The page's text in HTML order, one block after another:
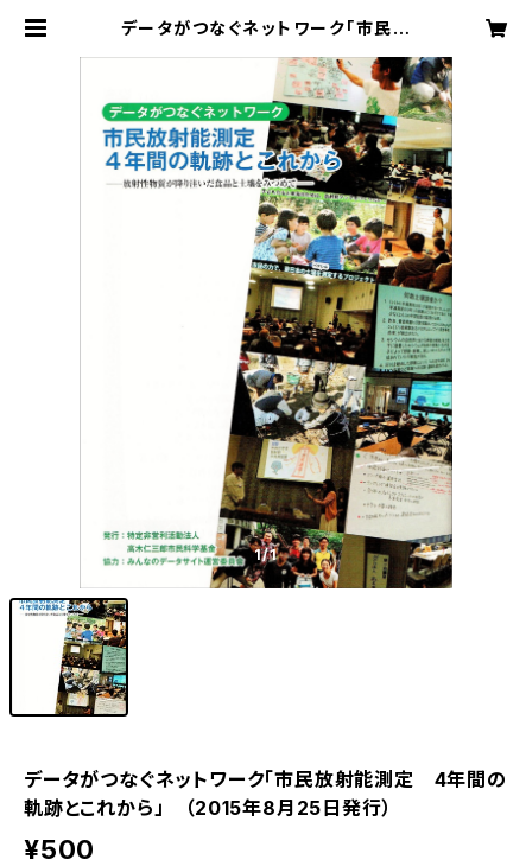
データがつなぐネットワーク「市民放
（2015年8月25日発行） | みんな
のデータサイト・通販ショップ
1/1
データがつなぐネットワーク「市民放射能測定 4年間の
軌跡とこれから」 （2015年8月25日発行）
¥500